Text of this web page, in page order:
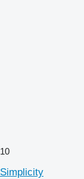
10
Simplicity